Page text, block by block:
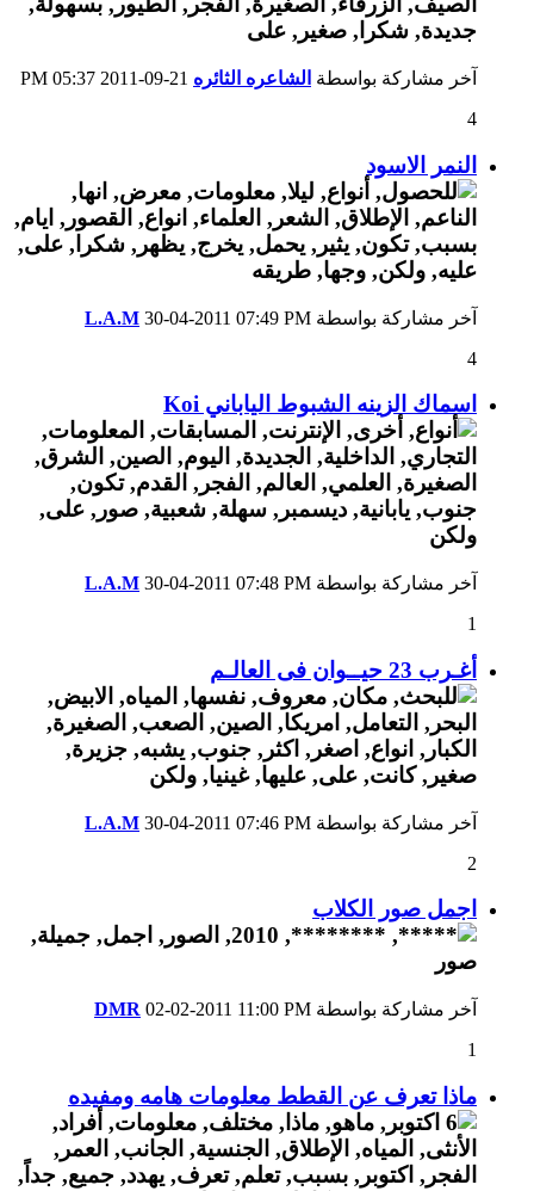
آخر مشاركة بواسطة الشاعره الثائره
05:37 PM
4
النمر الاسود
آخر مشاركة بواسطة L.A.M 30-04-2011 07:49 PM
4
اسماك الزينه الشبوط الياباني Koi
آخر مشاركة بواسطة L.A.M 30-04-2011 07:48 PM
1
أغـرب 23 حيــوان فى العالـم
آخر مشاركة بواسطة L.A.M 30-04-2011 07:46 PM
2
اجمل صور الكلاب
آخر مشاركة بواسطة DMR 02-02-2011 11:00 PM
1
ماذا تعرف عن القطط معلومات هامه ومفيده